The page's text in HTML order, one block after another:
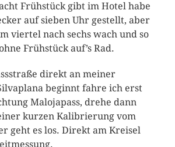
Frühstück gibt im Hotel habe
auf sieben Uhr gestellt, aber
viertel nach sechs wach und so
Frühstück auf’s Rad.
direkt an meiner
beginnt fahre ich erst
Malojapass, drehe dann
kurzen Kalibrierung vom
geht es los. Direkt am Kreisel